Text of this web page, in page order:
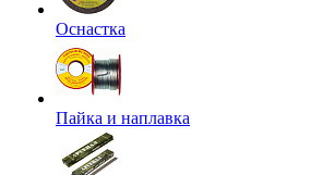
Оснастка
Пайка и наплавка